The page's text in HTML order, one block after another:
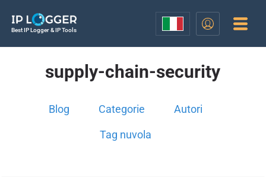
Best IP Logger & IP Tools
supply-chain-security
Blog Categorie Autori
Tag nuvola